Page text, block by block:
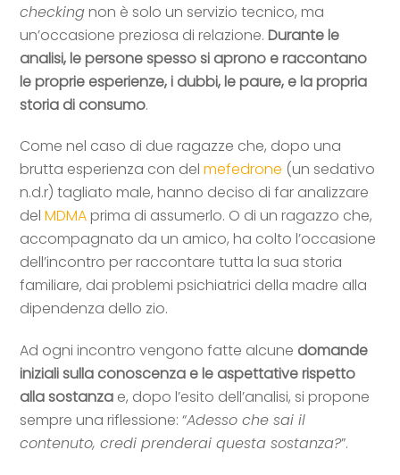
checkingnon è solo un servizio tecnico, ma
un’occasione preziosa di relazione.Durante le
analisi, le persone spesso si aprono e raccontano
le proprie esperienze, i dubbi, le paure, e la propria
storia di consumo.
Come nel caso di due ragazze che, dopo una
brutta esperienza con delmefedrone (un sedativo
n.d.r) tagliato male, hanno deciso di far analizzare
delMDMAprima di assumerlo. O di un ragazzo che,
accompagnato da un amico, ha colto l’occasione
dell’incontro per raccontare tutta la sua storia
familiare, dai problemi psichiatrici della madre alla
dipendenza dello zio.
Ad ogni incontro vengono fatte alcune domande
iniziali sulla conoscenza e le aspettative rispetto
alla sostanza e, dopo l’esito dell’analisi, si propone
sempre una riflessione: “Adesso che sai il
contenuto, credi prenderai questa sostanza?”.